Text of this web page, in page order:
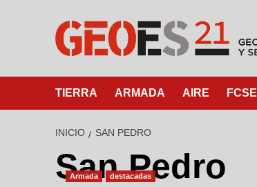
TIERRA ARMADA AIRE FCSE
INICIO SAN PEDRO
San Pedro
Armada destacadas